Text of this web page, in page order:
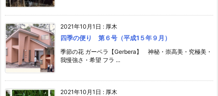
2021年10月1日 : 厚木
四季の便り 第６号（平成1５年９月）
季節の花 ガーベラ【Gerbera】 神秘・崇高美・究極美・
我慢強さ・希望 フラ ...
2021年10月1日 : 厚木